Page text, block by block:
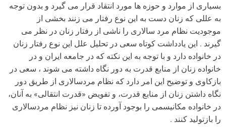
بسیاری از موارد و حوزه ها مورد انتقاد قرار می گیرد و بدون توجه
به عللی که زنان دست به این نوع رفتار می زنند بخشی از
موجودیت نظام مرد سالاری را ناشی از رفتار زنان در نظر می
گیرند . این یادداشت کوتاه سعی در تحلیل علل این نوع رفتار زنان
در خانواده دارد و با توجه به این نکته که در جامعه ایران و در
خانواده زنان از منابع قدرت به دور نگاه داشته می شوند ، سعی در
بازکاوی و توضیح این امر دارد که نظام مردسالاری از طریق دور
نگاه داشتن زنان از منابع قدرت، و تفویض «قدرت انتقالی» به آنان،
در خانواده مکانیسمی را بوجود آورده تا زنان نیز نظام مردسالاری
را بازتولید کنند .